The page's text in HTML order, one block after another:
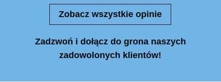
Zobacz wszystkie opinie
Zadzwoń i dołącz do grona naszych
zadowolonych klientów!